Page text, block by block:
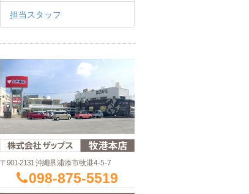
担当スタッフ
〒901-2131 沖縄県浦添市牧港4-5-7
098-875-5519